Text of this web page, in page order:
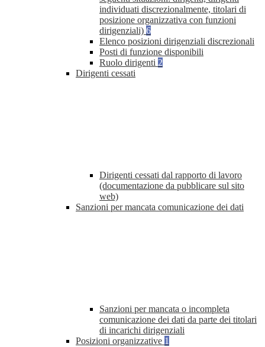
individuati discrezionalmente, titolari di
posizione organizzativa con funzioni
dirigenziali) 6
Elenco posizioni dirigenziali discrezionali
Posti di funzione disponibili
Ruolo dirigenti 2
Dirigenti cessati
Dirigenti cessati dal rapporto di lavoro
(documentazione da pubblicare sul sito
web)
Sanzioni per mancata comunicazione dei dati
Sanzioni per mancata o incompleta
comunicazione dei dati da parte dei titolari
di incarichi dirigenziali
Posizioni organizzative 1